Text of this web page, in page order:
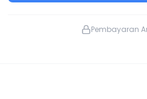
Pembayaran